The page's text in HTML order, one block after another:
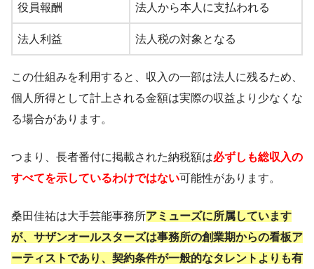
役員報酬 法人から本人に支払われる
法人利益 法人税の対象となる
この仕組みを利用すると、収入の一部は法人に残るため、
個人所得として計上される金額は実際の収益より少なくな
る場合があります。
つまり、長者番付に掲載された納税額は必ずしも総収入の
すべてを示しているわけではない可能性があります。
桑田佳祐は大手芸能事務所アミューズに所属しています
が、サザンオールスターズは事務所の創業期からの看板ア
ーティストであり、契約条件が一般的なタレントよりも有